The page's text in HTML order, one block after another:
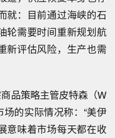
就：目前通过海峡的石
轮需要时间重新规划航
新评估风险，生产也需
品策略主管皮特森（W
的实际情况称：“美伊
意味着市场每天都在收